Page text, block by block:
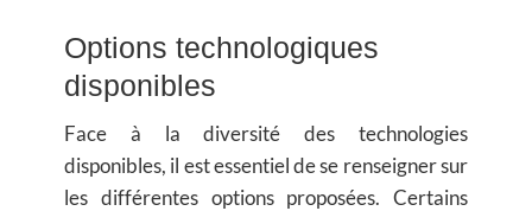
Options technologiques
disponibles
Face à la diversité des technologies
disponibles, il est essentiel de se renseigner sur
les différentes options proposées. Certains